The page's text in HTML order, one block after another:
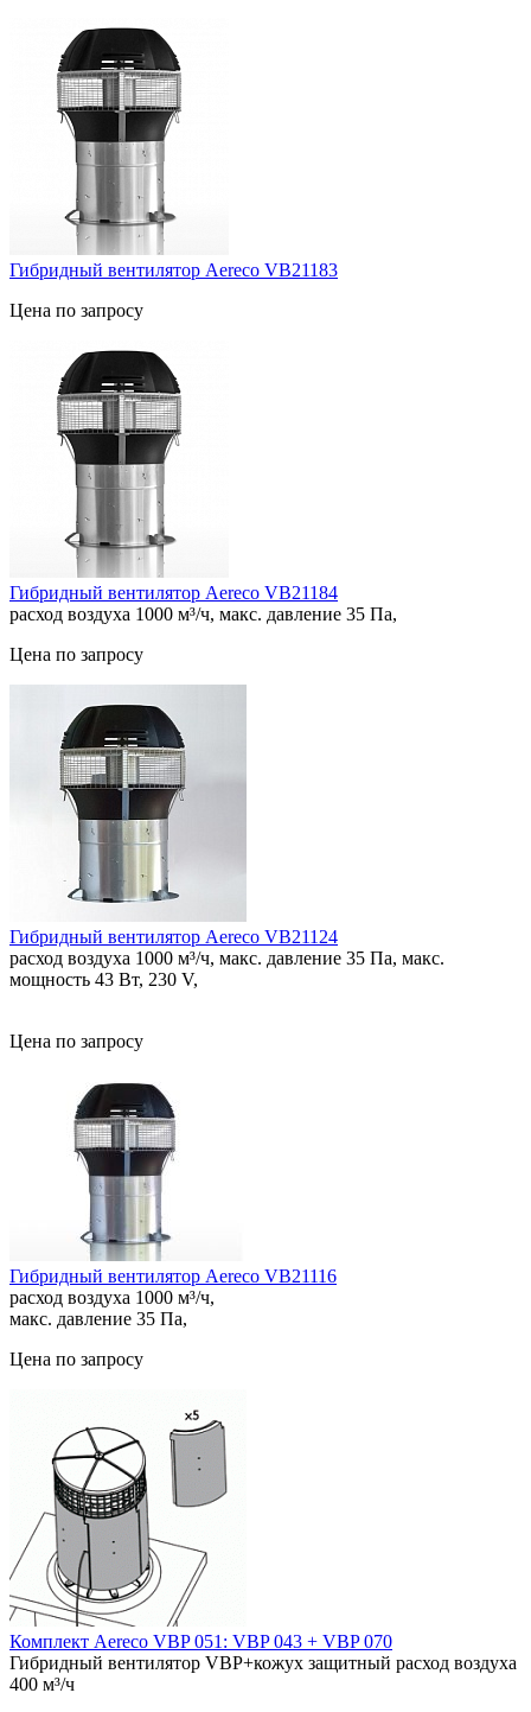
Гибридный вентилятор Aereco VB21183
Цена по запросу
Гибридный вентилятор Aereco VB21184
расход воздуха 1000 м³/ч, макс. давление 35 Па,
Цена по запросу
Гибридный вентилятор Aereco VB21124
расход воздуха 1000 м³/ч, макс. давление 35 Па, макс.
мощность 43 Вт, 230 V,
Цена по запросу
Гибридный вентилятор Aereco VB21116
расход воздуха 1000 м³/ч,
макс. давление 35 Па,
Цена по запросу
Комплект Aereco VBP 051: VBP 043 + VBP 070
Гибридный вентилятор VBP+кожух защитный расход воздуха
400 м³/ч